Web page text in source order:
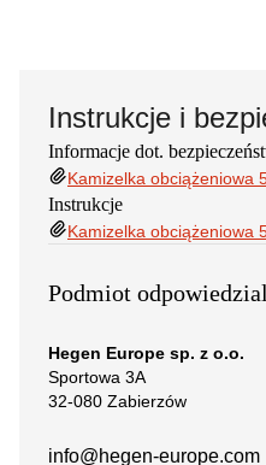
Instrukcje i
Informacje dot.
Kamizelka obciążeniowa
Instrukcje
Kamizelka obciążeniowa
Podmiot
Hegen Europe sp. z o.o.
Sportowa 3A
32-080 Zabierzów
info@hegen-europe.com